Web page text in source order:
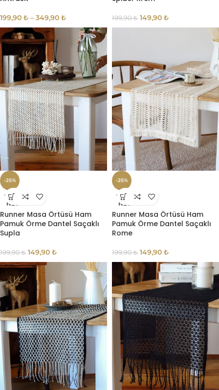
199,90 ₺ – 349,90 ₺ 199,90₺ 149,90 ₺
-25%
TÜKE
NDI
Runner Masa Örtüsü Ham
Pamuk Örme Dantel Saçaklı
Supla
199,90₺ 149,90 ₺
-25%
TÜKE
NDI
Runner Masa Örtüsü Ham
Pamuk Örme Dantel Saçaklı
Rome
199,90₺ 149,90 ₺